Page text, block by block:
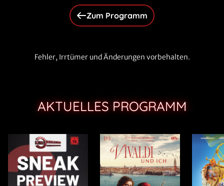
Zum Programm
Fehler, Irrtümer und Änderungen vorbehalten.
AKTUELLES PROGRAMM